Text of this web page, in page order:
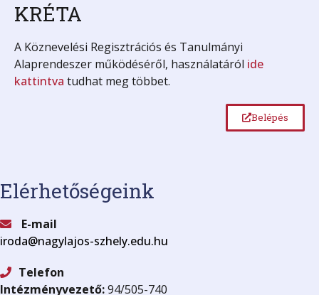
KRÉTA
A Köznevelési Regisztrációs és Tanulmányi
Alaprendeszer működéséről, használatáról ide
kattintva tudhat meg többet.
Belépés
Elérhetőségeink
E-mail
iroda@nagylajos-szhely.edu.hu
Telefon
Intézményvezető:94/505-740